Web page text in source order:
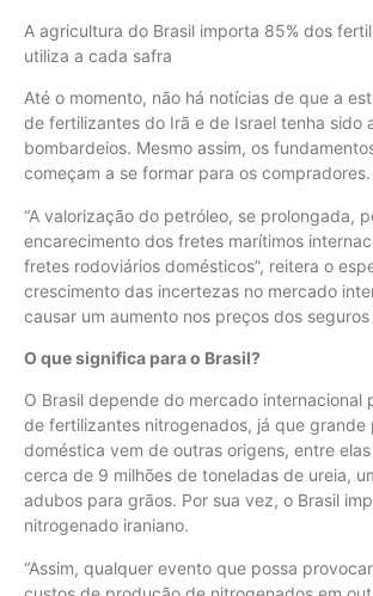
A agricultura do Brasil importa 85% dos
utiliza a cada safra
Até o momento, não há notícias de que a
de fertilizantes do Irã e de Israel tenha sido
bombardeios. Mesmo assim, os
começam a se formar para os compradores.
“A valorização do petróleo, se prolongada,
encarecimento dos fretes marítimos
fretes rodoviários domésticos”, reitera o
crescimento das incertezas no mercado
causar um aumento nos preços dos
O que significa para o Brasil?
O Brasil depende do mercado internacional
de fertilizantes nitrogenados, já que grande
doméstica vem de outras origens, entre
cerca de 9 milhões de toneladas de ureia,
adubos para grãos. Por sua vez, o Brasil
nitrogenado iraniano.
“Assim, qualquer evento que possa